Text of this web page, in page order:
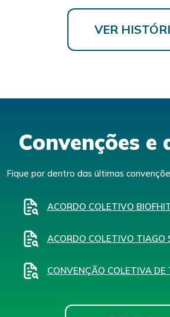
VER
Convenções e
Fique por dentro das últimas
ACORDO COLETIVO
ACORDO COLETIVO TIAGO
CONVENÇÃO COLETIVA DE